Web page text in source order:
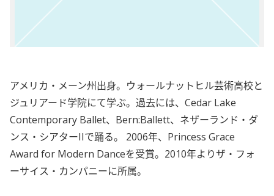
アメリカ・メーン州出身。ウォールナットヒル芸術高校と
ジュリアード学院にて学ぶ。過去には、Cedar Lake
Contemporary Ballet、Bern:Ballett、ネザーランド・ダ
ンス・シアターIIで踊る。 2006年、Princess Grace
Award for Modern Danceを受賞。2010年よりザ・フォ
ーサイス・カンパニーに所属。